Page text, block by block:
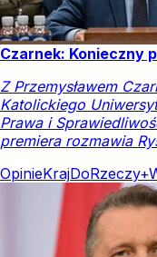
Czarnek: Konieczny
Z Przemysławem
Katolickiego
Prawa i
premiera rozmawia
OpinieKrajDoRzeczy+